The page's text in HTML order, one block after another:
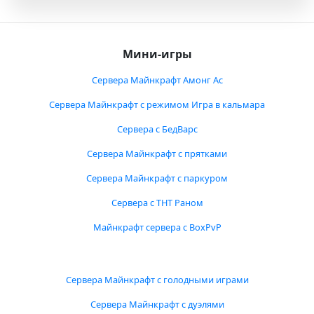
Мини-игры
Сервера Майнкрафт Амонг Ас
Сервера Майнкрафт с режимом Игра в кальмара
Сервера с БедВарс
Сервера Майнкрафт с прятками
Сервера Майнкрафт с паркуром
Сервера с ТНТ Раном
Майнкрафт сервера с BoxPvP
Сервера Майнкрафт с голодными играми
Сервера Майнкрафт с дуэлями